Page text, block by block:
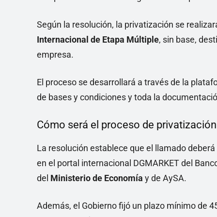
Según la resolución, la privatización se
Internacional de Etapa Múltiple, sin base,
empresa.
El proceso se desarrollará a través de la
de bases y condiciones y toda la
Cómo será el proceso de privatización
La resolución establece que el llamado
en el portal internacional DGMARKET del
del Ministerio de Economía y de AySA.
Además, el Gobierno fijó un plazo mínimo de